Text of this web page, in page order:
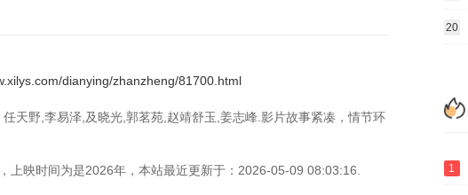
dianying/zhanzheng/81700.html
天野,李易泽,及晓光,郭茗苑,赵靖舒玉,姜志峰.影片故事紧凑，情节环
上映时间为是2026年，本站最近更新于：2026-05-09 08:03:16.
20
1